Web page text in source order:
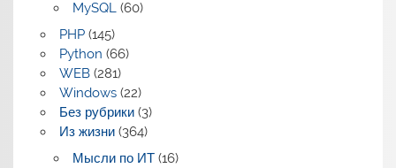
MySQL(60)
PHP(145)
Python (66)
WEB(281)
Windows(22)
Без рубрики(3)
Из жизни(364)
Мысли по ИТ(16)